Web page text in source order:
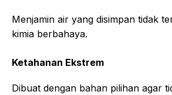
Menjamin air yang disimpan tidak
kimia berbahaya.
Ketahanan Ekstrem
Dibuat dengan bahan pilihan agar